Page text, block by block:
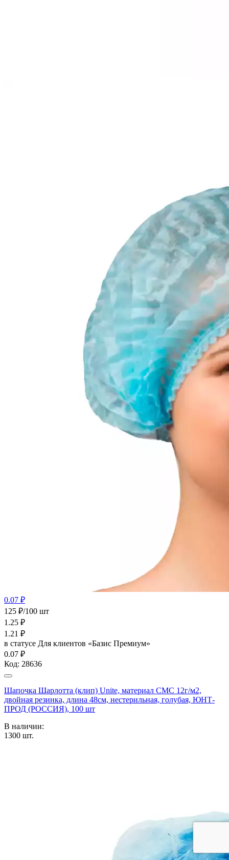
0.07 ₽
125 ₽/100 шт
1.25 ₽
1.21 ₽
в статусе Для клиентов «Базис Премиум»
0.07 ₽
Код: 28636
Шапочка Шарлотта (клип) Unite, материал СМС 12г/м2,
двойная резинка, длина 48см, нестерильная, голубая, ЮНТ-
ПРОД (РОССИЯ), 100 шт
В наличии:
1300 шт.